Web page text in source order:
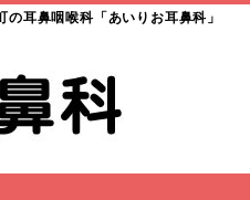
の耳鼻咽喉科「あいりお耳鼻科」